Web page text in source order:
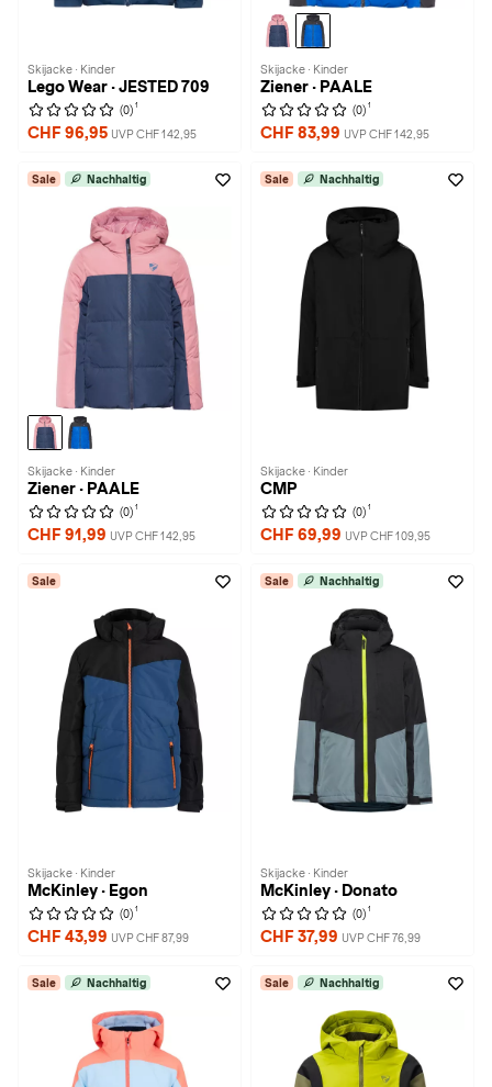
Skijacke · Kinder
Lego Wear · JESTED 709
(0) 1
CHF 96,95 UVP CHF 142,95
Skijacke · Kinder
Ziener · PAALE
(0) 1
CHF 83,99 UVP CHF 142,95
Sale Nachhaltig
Skijacke · Kinder
Ziener · PAALE
(0) 1
CHF 91,99 UVP CHF 142,95
Sale Nachhaltig
Skijacke · Kinder
CMP
(0) 1
CHF 69,99 UVP CHF 109,95
Sale
Skijacke · Kinder
McKinley · Egon
(0) 1
CHF 43,99 UVP CHF 87,99
Sale Nachhaltig
Skijacke · Kinder
McKinley · Donato
(0) 1
CHF 37,99 UVP CHF 76,99
Sale Nachhaltig Sale Nachhaltig